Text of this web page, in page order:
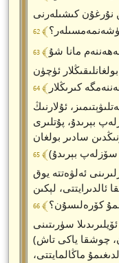
كىشىلەرنى
مانا شۇ
ئۈچۈن
كىرىڭلار
ئۇلارنىڭ
بېرىدۇ، پۇتلىرى
سادىر بولغان
بېرىدۇ)
ئەلۋەتتە يوق
ئالدىرايتتى، لېكىن
كۆرەلىسۇن؟
سۈرىتىنى
چوشقا ياكى تاش)
ماڭالمايتتى،